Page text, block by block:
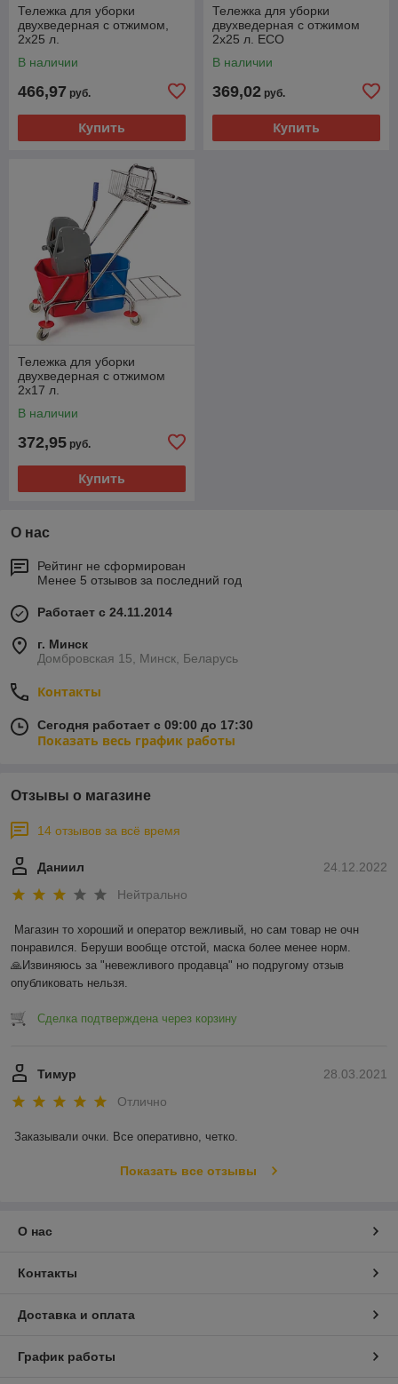
Тележка для уборки
двухведерная с отжимом,
2х25 л.
В наличии
466,97 руб.
Купить
Тележка для уборки
двухведерная с отжимом
2х25 л. ECO
В наличии
369,02 руб.
Купить
Тележка для уборки
двухведерная с отжимом
2х17 л.
В наличии
372,95 руб.
Купить
О нас
Рейтинг не сформирован
Менее 5 отзывов за последний год
Работает с 24.11.2014
г. Минск
Домбровская 15, Минск, Беларусь
Контакты
Сегодня работает с 09:00 до 17:30
Показать весь график работы
Отзывы о магазине
14 отзывов за всё время
24.12.2022
Даниил
Нейтрально
Магазин то хороший и оператор вежливый, но сам товар не очн
понравился. Беруши вообще отстой, маска более менее норм.
🙏Извиняюсь за "невежливого продавца" но подругому отзыв
опубликовать нельзя.
Сделка подтверждена через корзину
28.03.2021
Тимур
Отлично
Заказывали очки. Все оперативно, четко.
Показать все отзывы
О нас
Контакты
Доставка и оплата
График работы